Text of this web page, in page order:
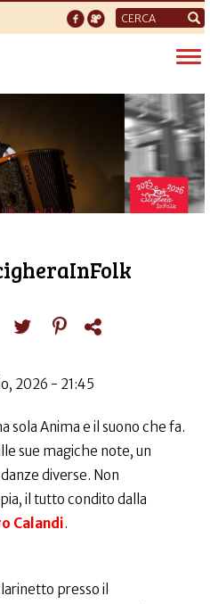
Form
di
ricerca
2026 - 21:45
sola Anima e il suono che fa.
sue magiche note, un
diverse. Non
il tutto condito dalla
Calandi.
presso il